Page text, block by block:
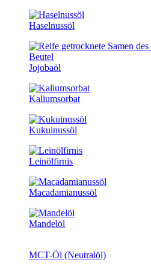
Haselnussöl
Jojobaöl
Kaliumsorbat
Kukuinussöl
Leinölfirnis
Macadamianussöl
Mandelöl
MCT-Öl (Neutralöl)